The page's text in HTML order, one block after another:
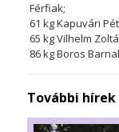
Férfiak;
61 kg Kapuvári
65 kg Vilhelm
86 kg Boros
További hírek